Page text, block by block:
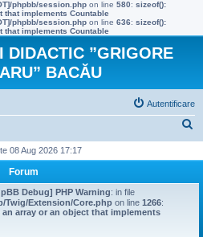
phpbb/session.php on line 580: sizeof():
that implements Countable
phpbb/session.php on line 636: sizeof():
that implements Countable
DIDACTIC ”GRIGORE
BACĂU
Autentificare
t
08 Aug 2026 17:17
Forum
Debug] PHP Warning: in file
Twig/Extension/Core.php on line 1266:
array or an object that implements